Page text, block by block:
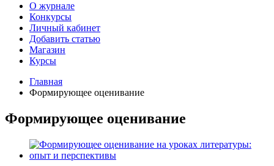
О журнале
Конкурсы
Личный кабинет
Добавить статью
Магазин
Курсы
Главная
Формирующее оценивание
Формирующее оценивание